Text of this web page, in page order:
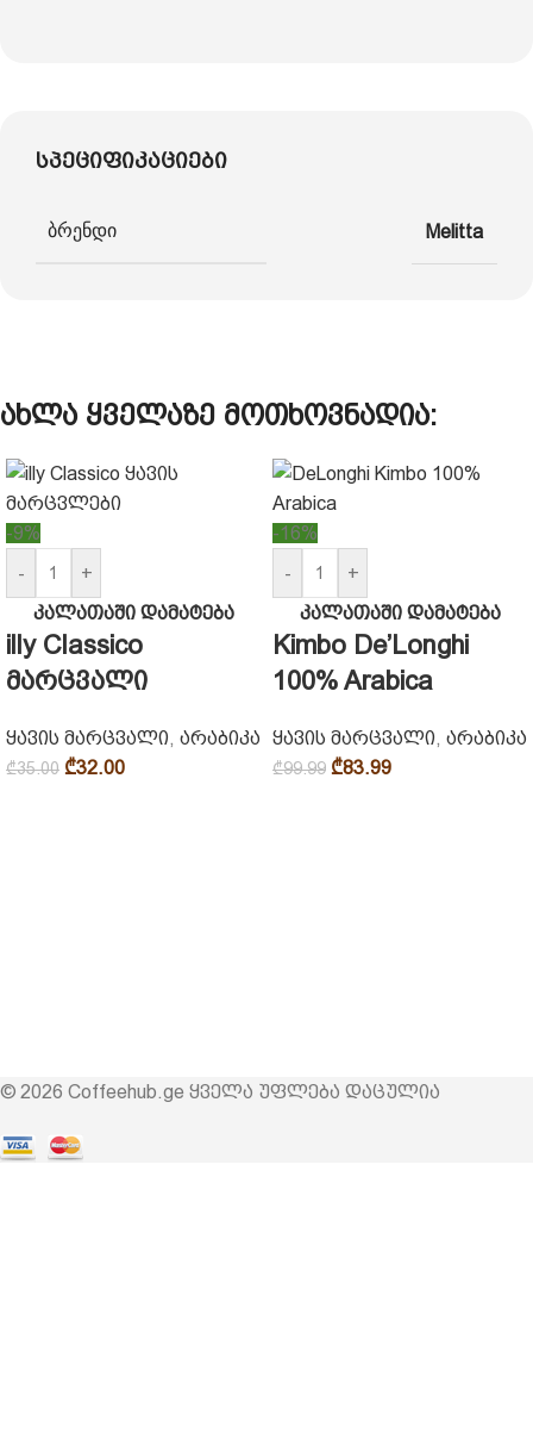
სპეციფიკაციები
ბრენდი Melitta
ახლა ყველაზე მოთხოვნადია:
-9%
-
+
კალათაში დამატება
illy Classico
მარცვალი
ყავის მარცვალი, არაბიკა
₾35.00 ₾32.00
-16%
-
+
კალათაში დამატება
Kimbo De’Longhi
100% Arabica
ყავის მარცვალი, არაბიკა
₾99.99 ₾83.99
© 2026 Coffeehub.ge ყველა უფლება დაცულია